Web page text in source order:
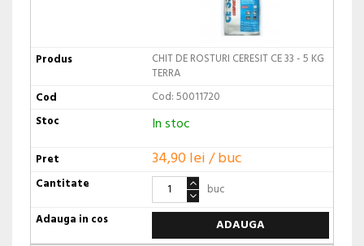
CHIT DE ROSTURI CERESIT CE 33 - 5 KG
TERRA
Cod: 50011720
In stoc
34,90 lei / buc
buc
ADAUGA